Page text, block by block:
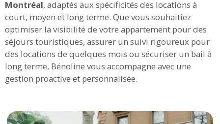
Montréal, adaptés aux spécificités des locations à
court, moyen et long terme. Que vous souhaitiez
optimiser la visibilité de votre appartement pour des
séjours touristiques, assurer un suivi rigoureux pour
des locations de quelques mois ou sécuriser un bail à
long terme, Bénoline vous accompagne avec une
gestion proactive et personnalisée.